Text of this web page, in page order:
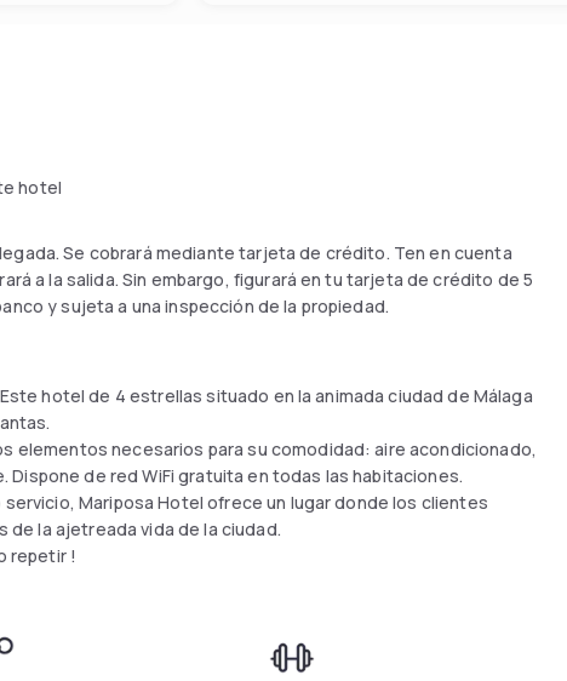
hotel
Se cobrará mediante tarjeta de crédito. Ten en cuenta
a la salida. Sin embargo, figurará en tu tarjeta de crédito de 5
y sujeta a una inspección de la propiedad.
hotel de 4 estrellas situado en la animada ciudad de Málaga
elementos necesarios para su comodidad: aire acondicionado,
Dispone de red WiFi gratuita en todas las habitaciones.
Mariposa Hotel ofrece un lugar donde los clientes
la ajetreada vida de la ciudad.
repetir !